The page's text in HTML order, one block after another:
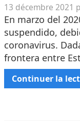
13 décembre 2021
En marzo del
suspendido,
coronavirus.
frontera entre
Continuer la